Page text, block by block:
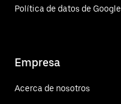
Política de datos de Google
Empresa
Acerca de nosotros